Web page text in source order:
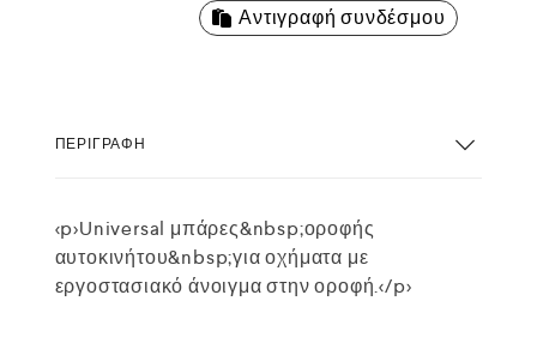
Αντιγραφή συνδέσμου
ΠΕΡΙΓΡΑΦΉ
<p>Universal μπάρες&nbsp;οροφής
αυτοκινήτου&nbsp;για οχήματα με
εργοστασιακό άνοιγμα στην οροφή.</p>